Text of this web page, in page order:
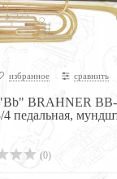
избранное сравнить
BRAHNER BB-
4 педальная,
(0)